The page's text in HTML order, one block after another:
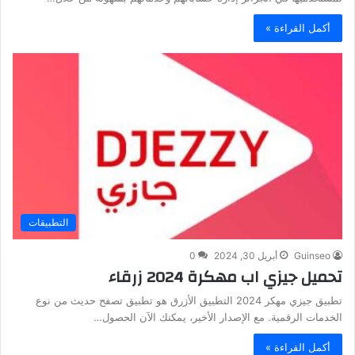
أكمل القراءة »
التطبيقات
Guinseo أبريل 30, 2024 0
تحميل جيزي اب مهكرة 2024 زرقاء
تطبيق جيزي مهكر 2024 التطبيق الأزرق هو تطبيق تصفح حديث من نوع
الخدمات الرقمية. مع الإصدار الأخير، يمكنك الآن الحصول…
أكمل القراءة »